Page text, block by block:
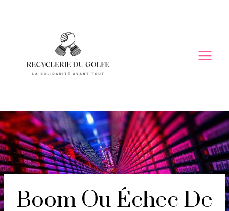
Boom Ou Échec De